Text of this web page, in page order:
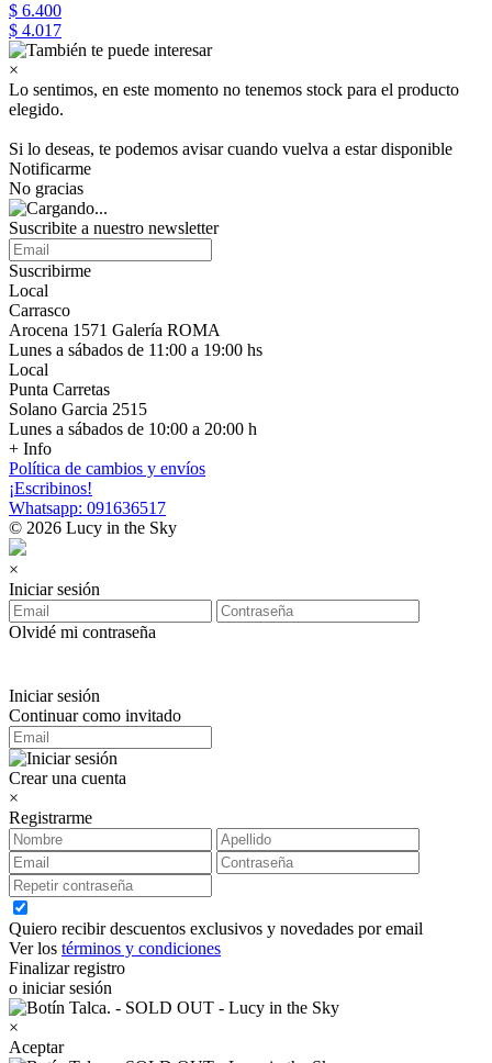
$ 6.400
$ 4.017
×
Lo sentimos, en este momento no tenemos stock para el producto
elegido.
Si lo deseas, te podemos avisar cuando vuelva a estar disponible
Notificarme
No gracias
Suscribite a nuestro newsletter
Suscribirme
Local
Carrasco
Arocena 1571 Galería ROMA
Lunes a sábados de 11:00 a 19:00 hs
Local
Punta Carretas
Solano Garcia 2515
Lunes a sábados de 10:00 a 20:00 h
+ Info
Política de cambios y envíos
¡Escribinos!
Whatsapp: 091636517
© 2026 Lucy in the Sky
×
Iniciar sesión
Olvidé mi contraseña
Iniciar sesión
Continuar como invitado
Crear una cuenta
×
Registrarme
Quiero recibir descuentos exclusivos y novedades por email
Ver los términos y condiciones
Finalizar registro
o iniciar sesión
×
Aceptar